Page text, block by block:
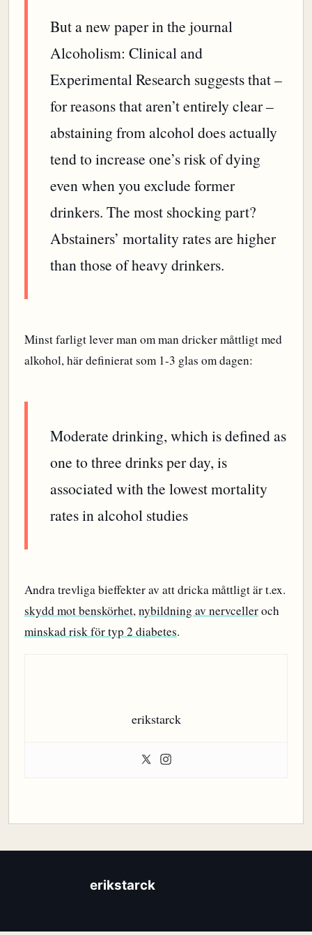
But a new paper in the journal
Alcoholism: Clinical and
Experimental Research suggests that –
for reasons that aren’t entirely clear –
abstaining from alcohol does actually
tend to increase one’s risk of dying
even when you exclude former
drinkers. The most shocking part?
Abstainers’ mortality rates are higher
than those of heavy drinkers.
Minst farligt lever man om man dricker måttligt med
alkohol, här definierat som 1-3 glas om dagen:
Moderate drinking, which is defined as
one to three drinks per day, is
associated with the lowest mortality
rates in alcohol studies
Andra trevliga bieffekter av att dricka måttligt är t.ex.
skydd mot benskörhet,nybildning av nervcelleroch
minskad risk för typ 2 diabetes.
erikstarck
erikstarck